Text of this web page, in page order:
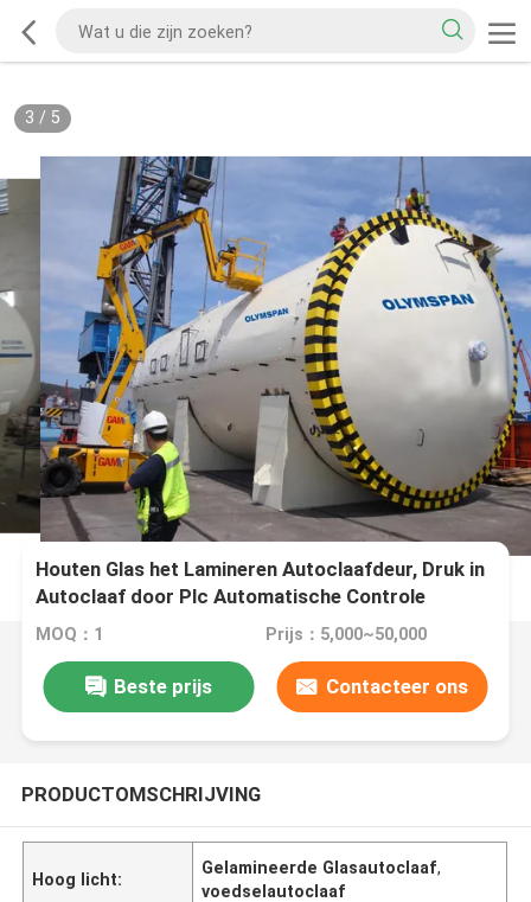
3 / 5
Houten Glas het Lamineren Autoclaafdeur, Druk in
Autoclaaf door Plc Automatische Controle
MOQ：1 Prijs：5,000~50,000
Beste prijs Contacteer ons
PRODUCTOMSCHRIJVING
Hoog licht:
Gelamineerde Glasautoclaaf,
voedselautoclaaf